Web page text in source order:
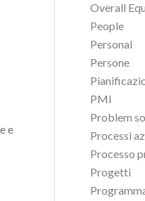
e
Overall
People
Personal
Persone
PMI
Problem
Processi
Processo
Progetti